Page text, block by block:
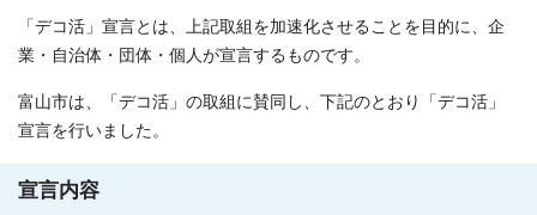
「デコ活」宣言とは、上記取組を加速化させることを目的に、企
業・自治体・団体・個人が宣言するものです。
富山市は、「デコ活」の取組に賛同し、下記のとおり「デコ活」
宣言を行いました。
宣言内容